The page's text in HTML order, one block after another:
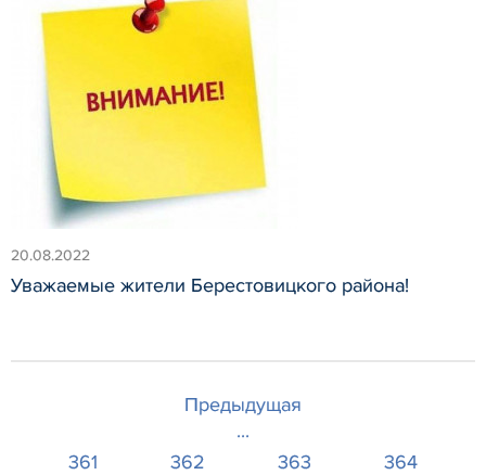
20.08.2022
Уважаемые жители Берестовицкого района!
Предыдущая
...
361
362 363
364